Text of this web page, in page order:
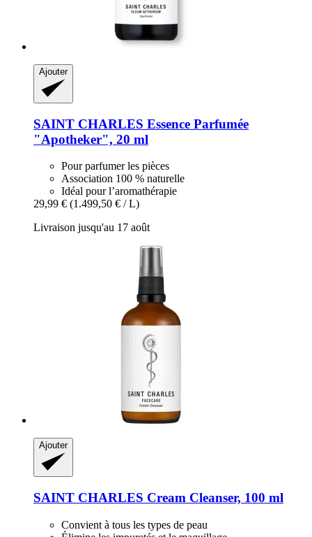
Ajouter
SAINT CHARLES Essence Parfumée
"Apotheker", 20 ml
Pour parfumer les pièces
Association 100 % naturelle
Idéal pour l’aromathérapie
29,99 € (1.499,50 € / L)
Livraison jusqu'au 17 août
Ajouter
SAINT CHARLES Cream Cleanser, 100 ml
Convient à tous les types de peau